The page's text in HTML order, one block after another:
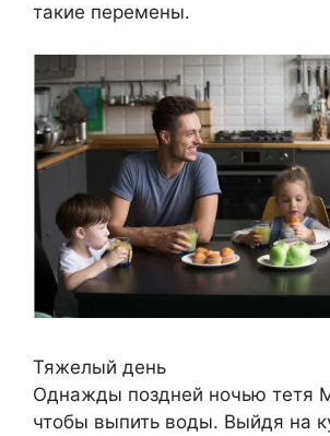
такие перемены.
Тяжелый день
Однажды поздней ночью тетя
чтобы выпить воды. Выйдя на